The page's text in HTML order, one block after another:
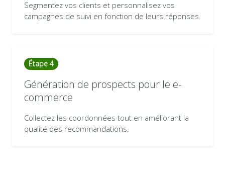
Segmentez vos clients et personnalisez vos
campagnes de suivi en fonction de leurs réponses.
Étape 4
Génération de prospects pour le e-
commerce
Collectez les coordonnées tout en améliorant la
qualité des recommandations.